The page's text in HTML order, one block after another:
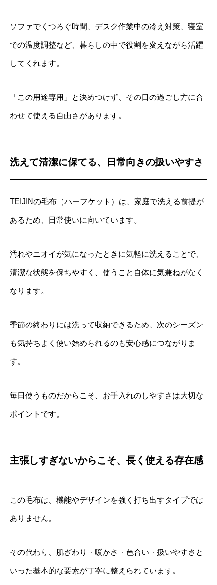
ソファでくつろぐ時間、デスク作業中の冷え対策、寝室
での温度調整など、暮らしの中で役割を変えながら活躍
してくれます。
「この用途専用」と決めつけず、その日の過ごし方に合
わせて使える自由さがあります。
洗えて清潔に保てる、日常向きの扱いやすさ
TEIJINの毛布（ハーフケット）は、家庭で洗える前提が
あるため、日常使いに向いています。
汚れやニオイが気になったときに気軽に洗えることで、
清潔な状態を保ちやすく、使うこと自体に気兼ねがなく
なります。
季節の終わりには洗って収納できるため、次のシーズン
も気持ちよく使い始められるのも安心感につながりま
す。
毎日使うものだからこそ、お手入れのしやすさは大切な
ポイントです。
主張しすぎないからこそ、長く使える存在感
この毛布は、機能やデザインを強く打ち出すタイプでは
ありません。
その代わり、肌ざわり・暖かさ・色合い・扱いやすさと
いった基本的な要素が丁寧に整えられています。